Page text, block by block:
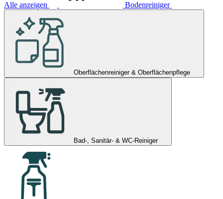
Alle anzeigen Bodenreiniger
Oberflächenreiniger & Oberflächenpflege
Bad-, Sanitär- & WC-Reiniger